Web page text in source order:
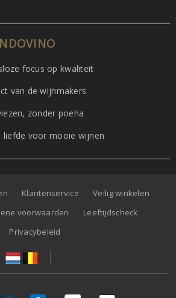
focus op kwaliteit
van de wijnmakers
zonder poeha
liefde voor mooie wijnen
Klantenservice
Veilig winkelen
voorwaarden
Leeftijdscheck
Privacybeleid